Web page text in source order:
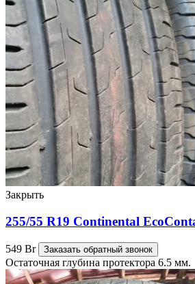
Закрыть
255/55 R19 Continental
549 Br Заказать обратный звонок
Остаточная глубина протектора 6.5 мм.